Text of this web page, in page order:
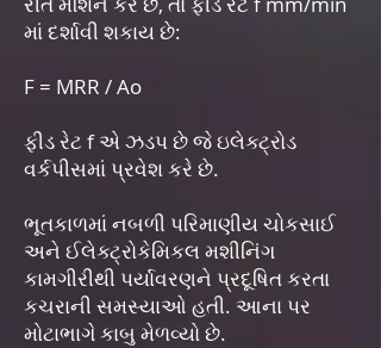
માં દર્શાવી શકાય છે:
F = MRR / Ao
ફીડ રેટ f એ ઝડપ છે જે ઇલેક્ટ્રોડ
વર્કપીસમાં પ્રવેશ કરે છે.
ભૂતકાળમાં નબળી પરિમાણીય ચોકસાઈ
અને ઈલેક્ટ્રોકેમિકલ મશીનિંગ
કામગીરીથી પર્યાવરણને પ્રદૂષિત કરતા
કચરાની સમસ્યાઓ હતી. આના પર
મોટાભાગે કાબુ મેળવ્યો છે.